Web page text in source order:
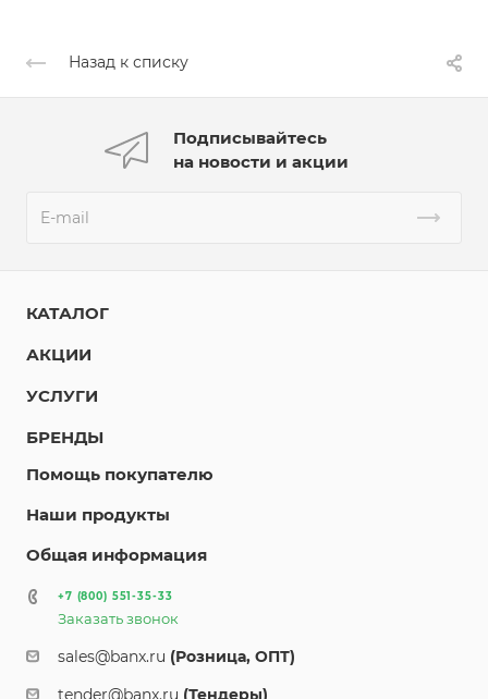
Назад к списку
Подписывайтесь
на новости и акции
КАТАЛОГ
АКЦИИ
УСЛУГИ
БРЕНДЫ
Помощь покупателю
Наши продукты
Общая информация
+7 (800) 551-35-33
Заказать звонок
sales@banx.ru (Розница, ОПТ)
tender@banx.ru (Тендеры)